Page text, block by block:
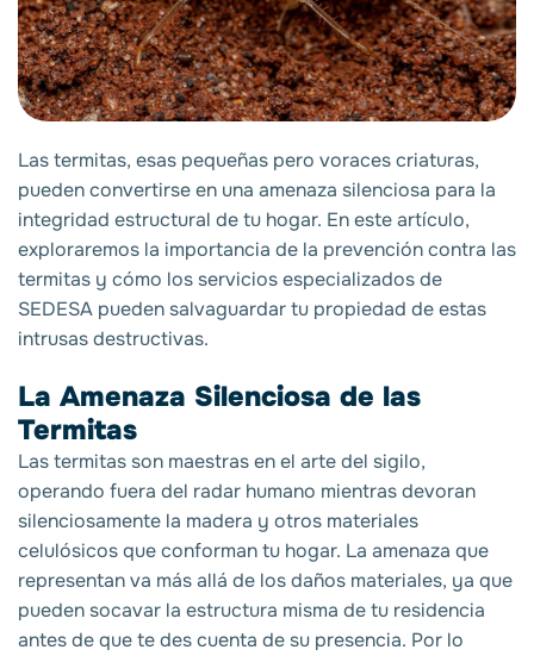
Las termitas, esas pequeñas pero voraces criaturas,
pueden convertirse en una amenaza silenciosa para la
integridad estructural de tu hogar. En este artículo,
exploraremos la importancia de la prevención contra las
termitas y cómo los servicios especializados de
SEDESA pueden salvaguardar tu propiedad de estas
intrusas destructivas.
La Amenaza Silenciosa de las
Termitas
Las termitas son maestras en el arte del sigilo,
operando fuera del radar humano mientras devoran
silenciosamente la madera y otros materiales
celulósicos que conforman tu hogar. La amenaza que
representan va más allá de los daños materiales, ya que
pueden socavar la estructura misma de tu residencia
antes de que te des cuenta de su presencia. Por lo